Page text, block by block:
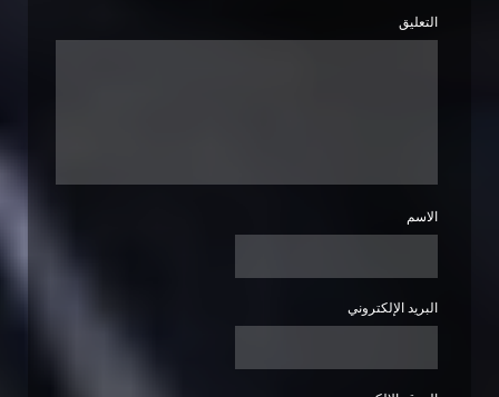
التعليق
الاسم
البريد الإلكتروني